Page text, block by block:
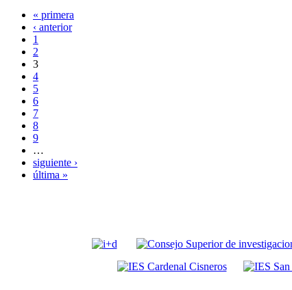
« primera
‹ anterior
1
2
3
4
5
6
7
8
9
…
siguiente ›
última »